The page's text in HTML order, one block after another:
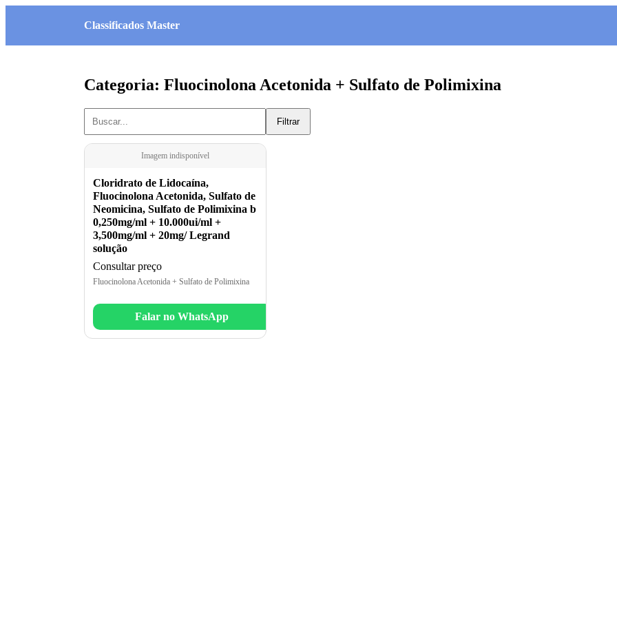
Classificados Master
Categoria: Fluocinolona Acetonida + Sulfato de Polimixina
Filtrar
Imagem indisponível
Cloridrato de Lidocaína,
Fluocinolona Acetonida, Sulfato de
Neomicina, Sulfato de Polimixina b
0,250mg/ml + 10.000ui/ml +
3,500mg/ml + 20mg/ Legrand
solução
Consultar preço
Fluocinolona Acetonida + Sulfato de Polimixina
Falar no WhatsApp